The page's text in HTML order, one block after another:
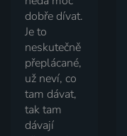
dobře dívat.
Je to
neskutečně
přeplácané,
už neví, co
tam dávat,
tak tam
dávají